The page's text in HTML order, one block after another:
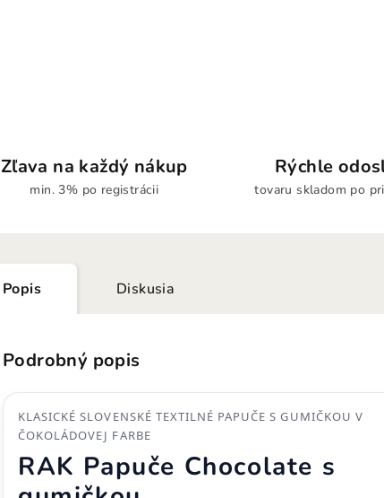
Zľava na každý nákup
min. 3% po registrácii
Rýchle
tovaru skladom po
Popis Diskusia
Podrobný popis
KLASICKÉ SLOVENSKÉ TEXTILNÉ PAPUČE S GUMIČKOU V
ČOKOLÁDOVEJ FARBE
RAK Papuče Chocolate s